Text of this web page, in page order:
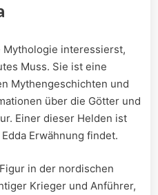
interessierst,‌
Muss. Sie ist​ eine
‍Mythengeschichten und
über die ⁣Götter und⁢
Einer dieser Helden ⁣ist
‌Erwähnung⁣ findet.
in der⁤ nordischen
⁤Krieger und Anführer,⁤